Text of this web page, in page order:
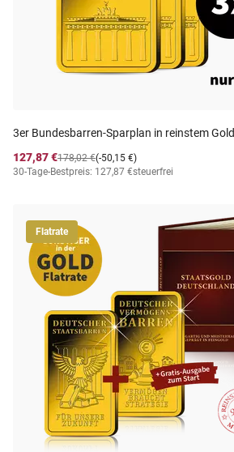
3er Bundesbarren-Sparplan in reinstem Gold
127,87 €
(-50,15 €)
178,02 €
30-Tage-Bestpreis: 127,87 €steuerfrei
Flatrate